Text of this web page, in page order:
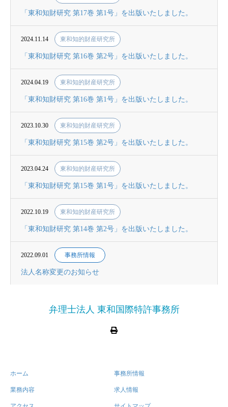
「東和知財研究 第17巻 第1号」を出版いたしました。
2024.11.14 東和知的財産研究所
「東和知財研究 第16巻 第2号」を出版いたしました。
2024.04.19 東和知的財産研究所
「東和知財研究 第16巻 第1号」を出版いたしました。
2023.10.30 東和知的財産研究所
「東和知財研究 第15巻 第2号」を出版いたしました。
2023.04.24 東和知的財産研究所
「東和知財研究 第15巻 第1号」を出版いたしました。
2022.10.19 東和知的財産研究所
「東和知財研究 第14巻 第2号」を出版いたしました。
2022.09.01 事務所情報
法人名称変更のお知らせ
弁理士法人 東和国際特許事務所
ホーム 事務所情報
業務内容 求人情報